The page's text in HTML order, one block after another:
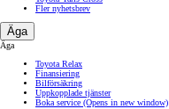
Fler nyhetsbrev
Äga
Äga
Toyota Relax
Finansiering
Bilförsäkring
Uppkopplade tjänster
Boka service (Opens in new window)